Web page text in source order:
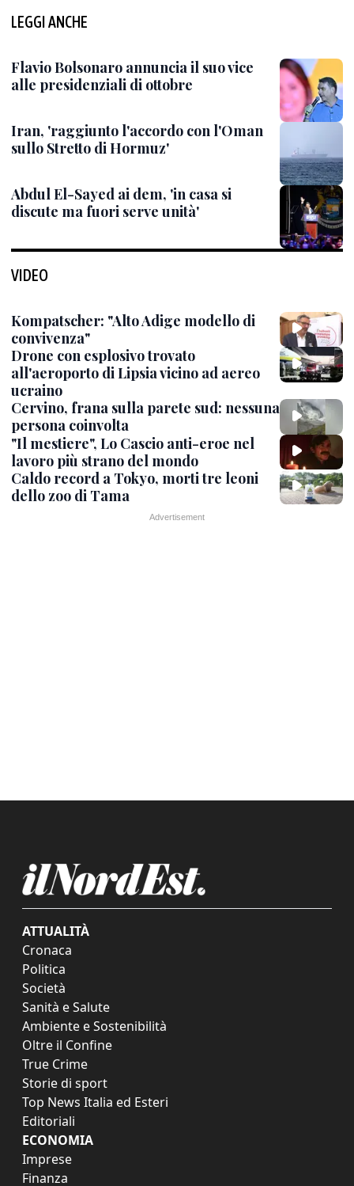
LEGGI ANCHE
Flavio Bolsonaro annuncia il suo vice
alle presidenziali di ottobre
Iran, 'raggiunto l'accordo con l'Oman
sullo Stretto di Hormuz'
Abdul El-Sayed ai dem, 'in casa si
discute ma fuori serve unità'
VIDEO
Kompatscher: "Alto Adige modello di
convivenza"
Drone con esplosivo trovato
all'aeroporto di Lipsia vicino ad aereo
ucraino
Cervino, frana sulla parete sud: nessuna
persona coinvolta
"Il mestiere", Lo Cascio anti-eroe nel
lavoro più strano del mondo
Caldo record a Tokyo, morti tre leoni
dello zoo di Tama
ATTUALITÀ
Cronaca
Politica
Società
Sanità e Salute
Ambiente e Sostenibilità
Oltre il Confine
True Crime
Storie di sport
Top News Italia ed Esteri
Editoriali
ECONOMIA
Imprese
Finanza